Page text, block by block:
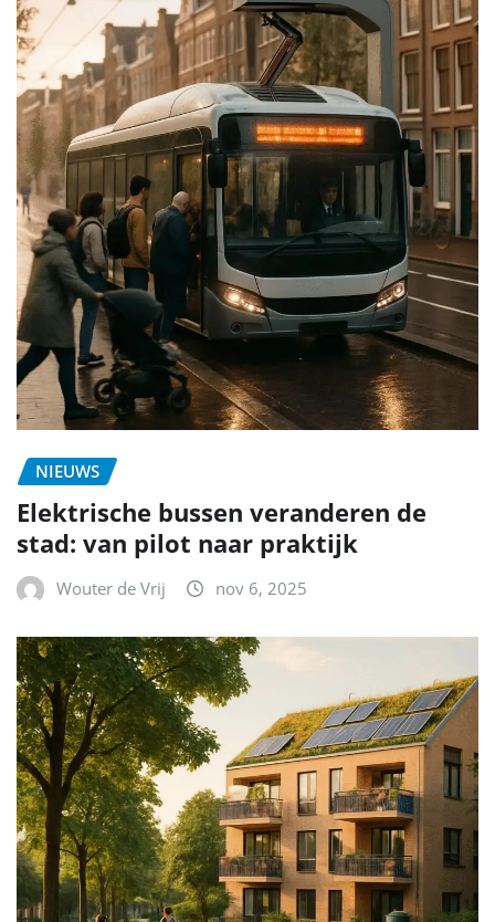
NIEUWS
Elektrische bussen veranderen de
stad: van pilot naar praktijk
Wouter de Vrij nov 6, 2025